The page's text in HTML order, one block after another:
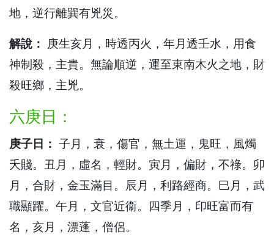
地，逆行離巽有兇災。
解說： 庚生亥月，時透丙火，年月透壬水，用食
神制殺，主貴。無論順逆，運至東南木火之地，財
殺旺鄉，主兇。
六庚日：
庚子日： 子月，衰，傷官，無土運，鬼旺，風燭
夭賤。丑月，虛名，輕財。寅月，偏財，不祿。卯
月，合財，金玉滿目。辰月，利路經商。巳月，武
職顯躍。午月，文官近衞。四季月，印旺富而有
名，亥月，漂蓬，僧侶。